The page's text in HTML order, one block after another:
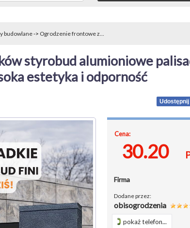
budowlane-> Ogrodzenie frontowe z...
styrobud alumioniowe
estetyka i odporność
Cena:
30.20
Firma
Dodane przez:
obisogrodzenia
pokaż telefon...